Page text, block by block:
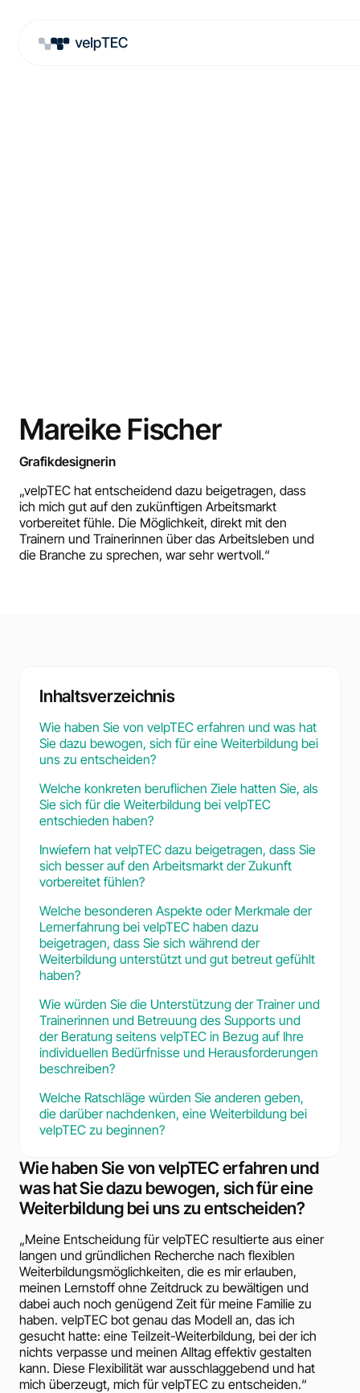
Mareike Fischer
Grafikdesignerin
„velpTEC hat entscheidend dazu beigetragen, dass
ich mich gut auf den zukünftigen Arbeitsmarkt
vorbereitet fühle. Die Möglichkeit, direkt mit den
Trainern und Trainerinnen über das Arbeitsleben und
die Branche zu sprechen, war sehr wertvoll.“
Inhaltsverzeichnis
Wie haben Sie von velpTEC erfahren und was hat
Sie dazu bewogen, sich für eine Weiterbildung bei
uns zu entscheiden?
Welche konkreten beruflichen Ziele hatten Sie, als
Sie sich für die Weiterbildung bei velpTEC
entschieden haben?
Inwiefern hat velpTEC dazu beigetragen, dass Sie
sich besser auf den Arbeitsmarkt der Zukunft
vorbereitet fühlen?
Welche besonderen Aspekte oder Merkmale der
Lernerfahrung bei velpTEC haben dazu
beigetragen, dass Sie sich während der
Weiterbildung unterstützt und gut betreut gefühlt
haben?
Wie würden Sie die Unterstützung der Trainer und
Trainerinnen und Betreuung des Supports und
der Beratung seitens velpTEC in Bezug auf Ihre
individuellen Bedürfnisse und Herausforderungen
beschreiben?
Welche Ratschläge würden Sie anderen geben,
die darüber nachdenken, eine Weiterbildung bei
velpTEC zu beginnen?
Wie haben Sie von velpTEC erfahren und
was hat Sie dazu bewogen, sich für eine
Weiterbildung bei uns zu entscheiden?
„Meine Entscheidung für velpTEC resultierte aus einer
langen und gründlichen Recherche nach flexiblen
Weiterbildungsmöglichkeiten, die es mir erlauben,
meinen Lernstoff ohne Zeitdruck zu bewältigen und
dabei auch noch genügend Zeit für meine Familie zu
haben. velpTEC bot genau das Modell an, das ich
gesucht hatte: eine Teilzeit-Weiterbildung, bei der ich
nichts verpasse und meinen Alltag effektiv gestalten
kann. Diese Flexibilität war ausschlaggebend und hat
mich überzeugt, mich für velpTEC zu entscheiden.“